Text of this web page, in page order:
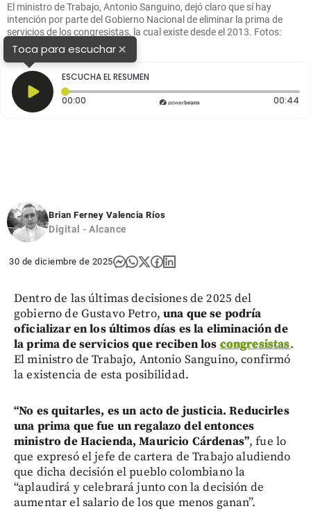
El ministro de Trabajo, Antonio Sanguino, dejó claro que sí hay
intención por parte del Gobierno Nacional de eliminar la prima de
servicios de los congresistas, la cual existe desde el 2013. Fotos:
Colprensa
Toca para escuchar×
ESCUCHA EL RESUMEN
00:00 Tiempo transcurrido: 0 segundos 00:44
Brian Ferney Valencia Ríos
Digital - Alcance
30 de diciembre de 2025
Dentro de las últimas decisiones de 2025 del
gobierno de Gustavo Petro,una que se podría
oficializar en los últimos días es la eliminación de
la prima de servicios que reciben los congresistas.
El ministro de Trabajo, Antonio Sanguino, confirmó
la existencia de esta posibilidad.
“No es quitarles, es un acto de justicia. Reducirles
una prima que fue un regalazo del entonces
ministro de Hacienda, Mauricio Cárdenas”, fue lo
que expresó el jefe de cartera de Trabajo aludiendo
que dicha decisión el pueblo colombiano la
“aplaudirá y celebrará junto con la decisión de
aumentar el salario de los que menos ganan”.